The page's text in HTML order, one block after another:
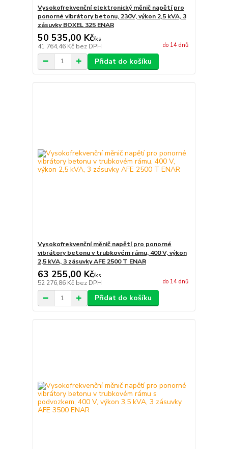
Vysokofrekvenční elektronický měnič napětí pro
ponorné vibrátory betonu, 230V, výkon 2,5 kVA, 3
zásuvky BOXEL 325 ENAR
50 535,00 Kč/ks
41 764,46 Kč bez DPH do 14 dnů
Přidat do košíku
Vysokofrekvenční měnič napětí pro ponorné
vibrátory betonu v trubkovém rámu, 400 V, výkon
2,5 kVA, 3 zásuvky AFE 2500 T ENAR
63 255,00 Kč/ks
52 276,86 Kč bez DPH do 14 dnů
Přidat do košíku